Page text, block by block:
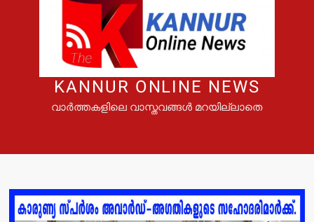
KANNUR ONLINE NEWS
വാർത്തകളിലെ വാസ്തവങ്ങൾ മറയില്ലാതെ